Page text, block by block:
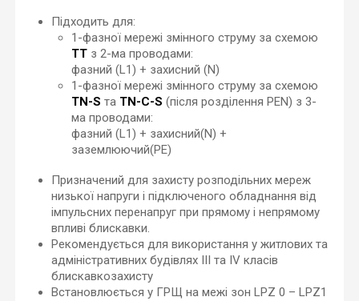
Підходить для:
1-фазної мережі змінного струму за схемою
TT з 2-ма проводами:
фазний (L1) + захисний (N)
1-фазної мережі змінного струму за схемою
TN-S та TN-C-S (після розділення PEN) з 3-
ма проводами:
фазний (L1) + захисний(N) +
заземлюючий(PE)
Призначений для захисту розподільних мереж
низької напруги і підключеного обладнання від
імпульсних перенапруг при прямому і непрямому
впливі блискавки.
Рекомендується для використання у житлових та
адміністративних будівлях ІІІ та IV класів
блискавкозахисту
Встановлюється у ГРЩ на межі зон LPZ 0 – LPZ1